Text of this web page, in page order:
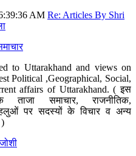
AM Re: Articles By Shri
to Uttarakhand and views on
Political ,Geographical, Social,
affairs of Uttarakhand. ( इस
समाचार, राजनीतिक,
पहलुओं पर सदस्यों के विचार व अन्य